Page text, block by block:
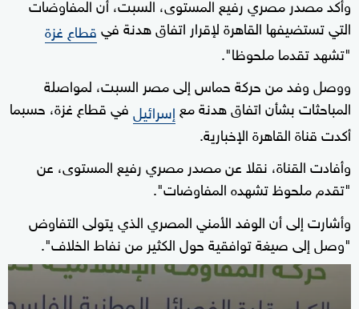
التي تستضيفها القاهرة لإقرار اتفاق هدنة فيقطاع غزة
"تشهد تقدما ملحوظا".
ووصل وفد من حركة حماس إلى مصر السبت، لمواصلة
المباحثات بشأن اتفاق هدنة معإسرائيلفي قطاع غزة، حسبما
أكدت قناة القاهرة الإخبارية.
وأفادت القناة، نقلا عن مصدر مصري رفيع المستوى، عن
"تقدم ملحوظ تشهده المفاوضات".
وأشارت إلى أن الوفد الأمني المصري الذي يتولى التفاوض
"وصل إلى صيغة توافقية حول الكثير من نفاط الخلاف".
0
seconds